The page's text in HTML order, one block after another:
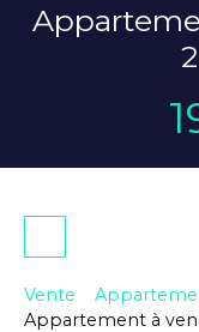
Vente
Appartement à